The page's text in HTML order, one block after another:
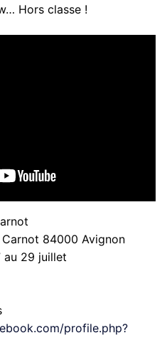
Hors classe !
Carnot 84000 Avignon
au 29 juillet
profile.php?